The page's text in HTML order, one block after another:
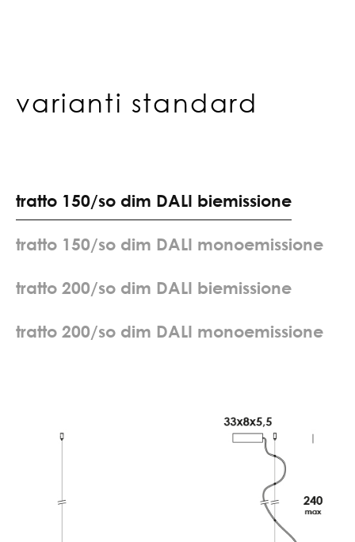
varianti standard
tratto 150/so dim DALI biemissione
tratto 150/so dim DALI monoemissione
tratto 200/so dim DALI biemissione
tratto 200/so dim DALI monoemissione